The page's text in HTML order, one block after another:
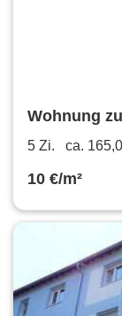
Wohnung
5 Zi. ca.
10 €/m²